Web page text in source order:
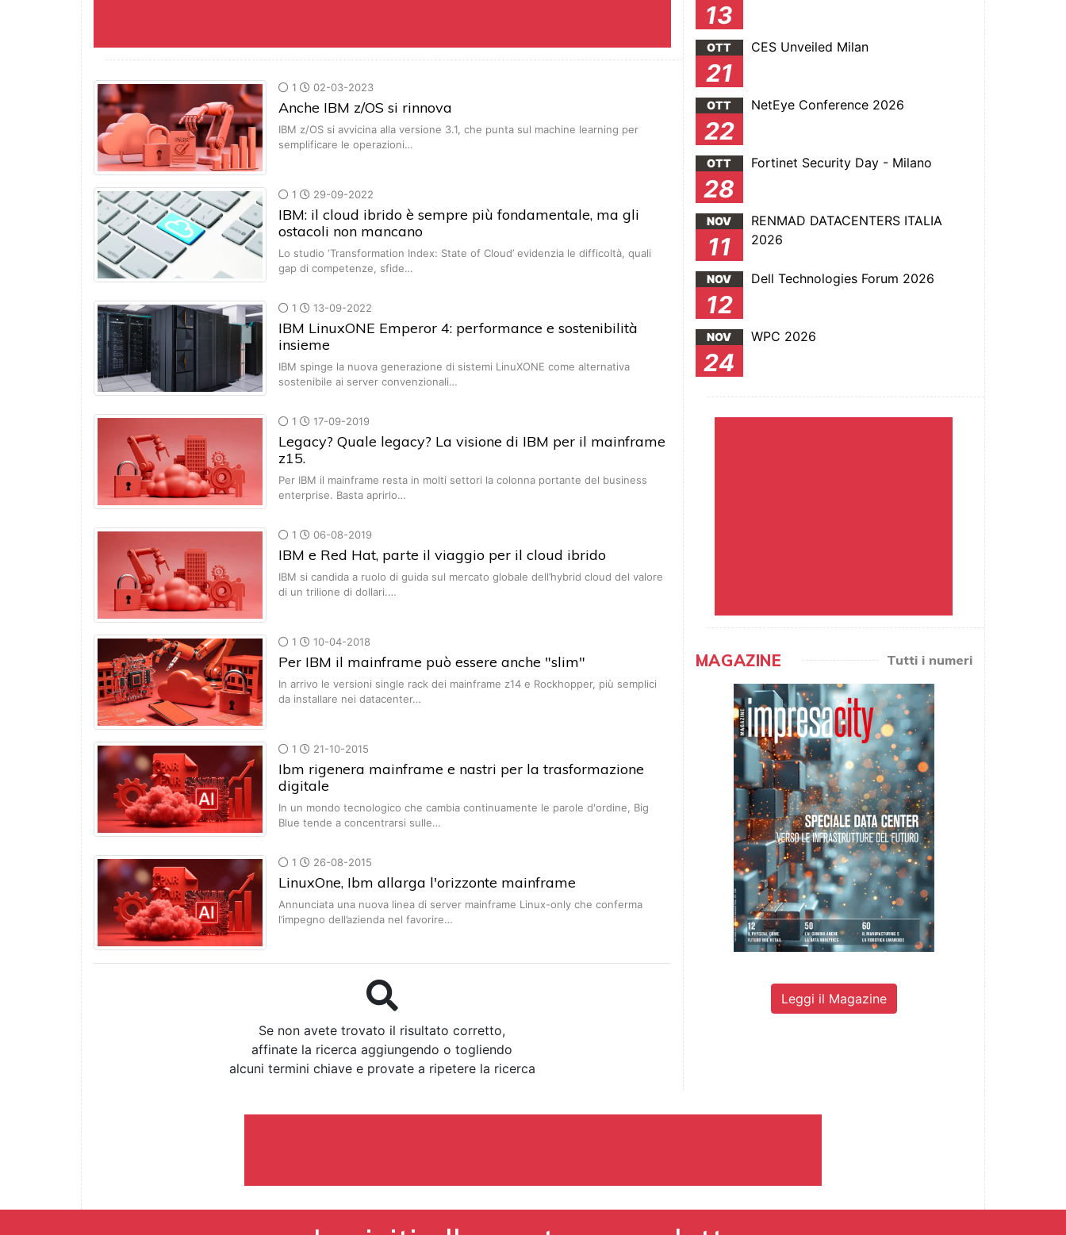
1 02-03-2023
Anche IBM z/OS si rinnova
IBM z/OS si avvicina alla versione 3.1, che punta sul machine learning per
semplificare le operazioni…
1 29-09-2022
IBM: il cloud ibrido è sempre più fondamentale, ma gli
ostacoli non mancano
Lo studio ‘Transformation Index: State of Cloud’ evidenzia le difficoltà, quali
gap di competenze, sfide…
1 13-09-2022
IBM LinuxONE Emperor 4: performance e sostenibilità
insieme
IBM spinge la nuova generazione di sistemi LinuXONE come alternativa
sostenibile ai server convenzionali…
1 17-09-2019
Legacy? Quale legacy? La visione di IBM per il mainframe
z15.
Per IBM il mainframe resta in molti settori la colonna portante del business
enterprise. Basta aprirlo…
1 06-08-2019
IBM e Red Hat, parte il viaggio per il cloud ibrido
IBM si candida a ruolo di guida sul mercato globale dell’hybrid cloud del valore
di un trilione di dollari.…
1 10-04-2018
Per IBM il mainframe può essere anche "slim"
In arrivo le versioni single rack dei mainframe z14 e Rockhopper, più semplici
da installare nei datacenter…
1 21-10-2015
Ibm rigenera mainframe e nastri per la trasformazione
digitale
In un mondo tecnologico che cambia continuamente le parole d'ordine, Big
Blue tende a concentrarsi sulle…
1 26-08-2015
LinuxOne, Ibm allarga l'orizzonte mainframe
Annunciata una nuova linea di server mainframe Linux-only che conferma
l’impegno dell’azienda nel favorire…
Se non avete trovato il risultato corretto,
affinate la ricerca aggiungendo o togliendo
alcuni termini chiave e provate a ripetere la ricerca
13
OTT
21
CES Unveiled Milan
OTT
22
NetEye Conference 2026
OTT
28
Fortinet Security Day - Milano
NOV
11
RENMAD DATACENTERS ITALIA
2026
NOV
12
Dell Technologies Forum 2026
NOV
24
WPC 2026
MAGAZINE Tutti i numeri
Leggi il Magazine